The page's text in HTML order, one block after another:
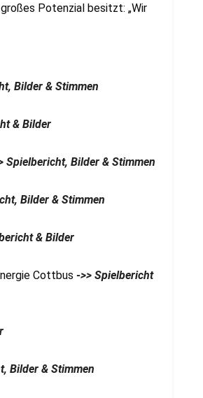
Potenzial besitzt: „Wir
Bilder & Stimmen
& Bilder
Spielbericht, Bilder & Stimmen
Bilder & Stimmen
& Bilder
Cottbus ->> Spielbericht
Bilder & Stimmen